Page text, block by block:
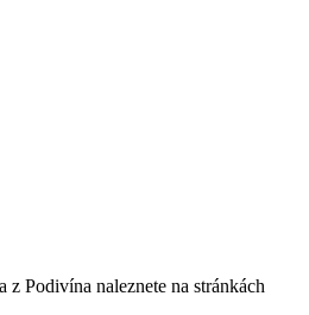
Podivína naleznete na stránkách